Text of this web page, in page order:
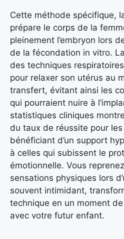
Cette méthode spécifique,
prépare le corps de la
pleinement l’embryon lors
de la fécondation in vitro.
des techniques
pour relaxer son utérus au
transfert, évitant ainsi les
qui pourraient nuire à
statistiques cliniques
du taux de réussite pour
bénéficiant d’un support
à celles qui subissent le
émotionnelle. Vous
sensations physiques lors
souvent intimidant,
technique en un moment
avec votre futur enfant.